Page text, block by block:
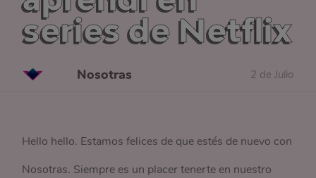
series de Netflix
Nosotras 2 de Julio
Hello hello. Estamos felices de que estés de nuevo con
Nosotras. Siempre es un placer tenerte en nuestro